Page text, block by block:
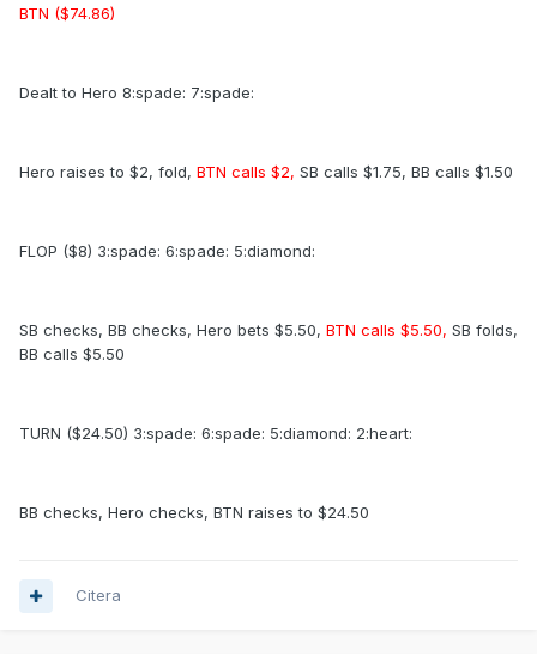
BTN ($74.86)
Dealt to Hero 8:spade: 7:spade:
Hero raises to $2, fold, BTN calls $2, SB calls $1.75, BB calls $1.50
FLOP ($8) 3:spade: 6:spade: 5:diamond:
SB checks, BB checks, Hero bets $5.50, BTN calls $5.50, SB folds,
BB calls $5.50
TURN ($24.50) 3:spade: 6:spade: 5:diamond: 2:heart:
BB checks, Hero checks, BTN raises to $24.50
Citera